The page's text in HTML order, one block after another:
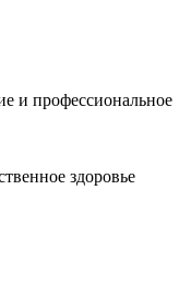
и профессиональное
здоровье